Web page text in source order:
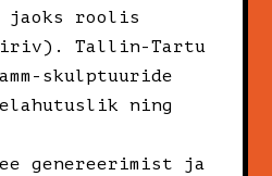
jaoks roolis
Tallin-Tartu
skulptuuride
ning
genereerimist ja